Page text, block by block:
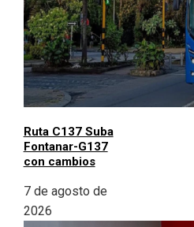
Ruta C137 Suba
Fontanar-G137
con cambios
7 de agosto de
2026